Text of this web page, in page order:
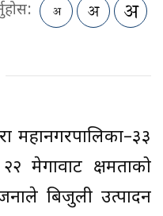
महानगरपालिका–३३
मेगावाट क्षमताको
बिजुली उत्पादन